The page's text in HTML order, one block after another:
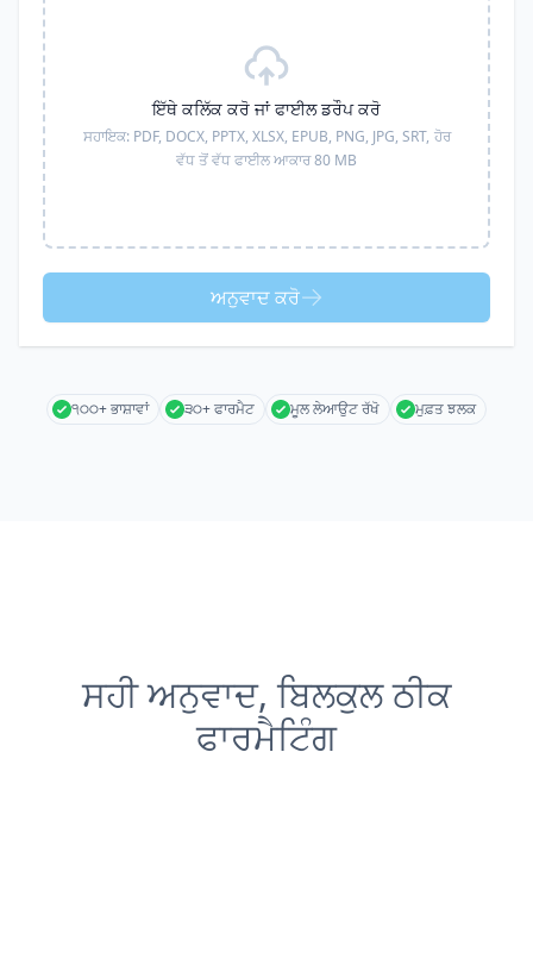
ਇੱਥੇ ਕਲਿੱਕ ਕਰੋ ਜਾਂ ਫਾਈਲ ਡਰੌਪ ਕਰੋ
ਸਹਾਇਕ: PDF, DOCX, PPTX, XLSX, EPUB, PNG, JPG, SRT, ਹੋਰ
ਵੱਧ ਤੋਂ ਵੱਧ ਫਾਈਲ ਆਕਾਰ 80 MB
ਅਨੁਵਾਦ ਕਰੋ
੧੦੦+ ਭਾਸ਼ਾਵਾਂ ੩੦+ ਫਾਰਮੈਟ ਮੂਲ ਲੇਆਉਟ ਰੱਖੋ ਮੁਫ਼ਤ ਝਲਕ
ਸਹੀ ਅਨੁਵਾਦ, ਬਿਲਕੁਲ ਠੀਕ
ਫਾਰਮੈਟਿੰਗ